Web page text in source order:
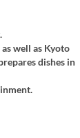
well as Kyoto
dishes in